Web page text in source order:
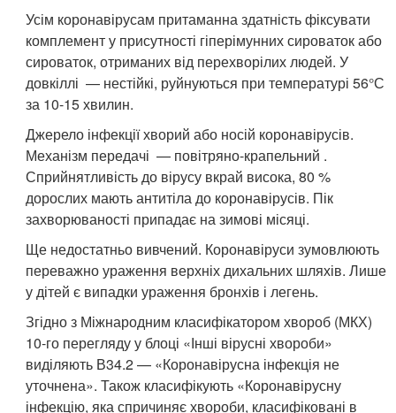
Усім коронавірусам притаманна здатність фіксувати
комплемент у присутності гіперімунних сироваток або
сироваток, отриманих від перехворілих людей. У
довкіллі — нестійкі, руйнуються при температурі 56°С
за 10-15 хвилин.
Джерело інфекції хворий або носій коронавірусів.
Механізм передачі — повітряно-крапельний .
Сприйнятливість до вірусу вкрай висока, 80 %
дорослих мають антитіла до коронавірусів. Пік
захворюваності припадає на зимові місяці.
Ще недостатньо вивчений. Коронавіруси зумовлюють
переважно ураження верхніх дихальних шляхів. Лише
у дітей є випадки ураження бронхів і легень.
Згідно з Міжнародним класифікатором хвороб (МКХ)
10-го перегляду у блоці «Інші вірусні хвороби»
виділяють В34.2 — «Коронавірусна інфекція не
уточнена». Також класифікують «Коронавірусну
інфекцію, яка спричиняє хвороби, класифіковані в